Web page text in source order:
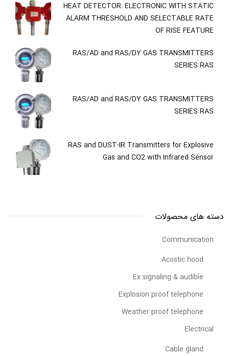
HEAT DETECTOR: ELECTRONIC WITH STATIC
ALARM THRESHOLD AND SELECTABLE RATE
OF RISE FEATURE
RAS/AD and RAS/DY GAS TRANSMITTERS
SERIES RAS
RAS/AD and RAS/DY GAS TRANSMITTERS
SERIES RAS
RAS and DUST-IR Transmitters for Explosive
Gas and CO2 with Infrared Sensor
دسته های محصولات
Communication
Acostic hood
Ex signaling & audible
Explosion proof telephone
Weather proof telephone
Electrical
Cable gland